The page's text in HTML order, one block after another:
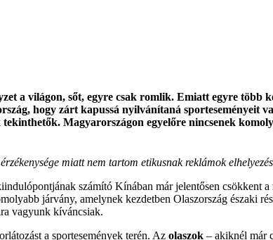
a világon, sőt, egyre csak romlik. Emiatt egyre több
hogy zárt kapussá nyilvánítaná sporteseményeit
Magyarországon egyelőre nincsenek
miatt nem tartom etikusnak reklámok
számító Kínában már jelentősen csökkent a
járvány, amelynek kezdetben Olaszország északi
vagyunk kíváncsiak.
a sportesemények terén. Az olaszok – akiknél már